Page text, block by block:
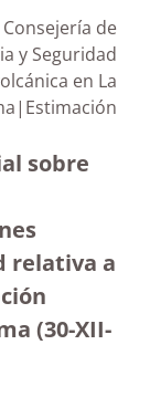
de
y Seguridad
en La
sobre
relativa a
(30-XII-